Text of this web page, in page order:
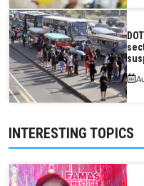
INTERESTING TOPICS